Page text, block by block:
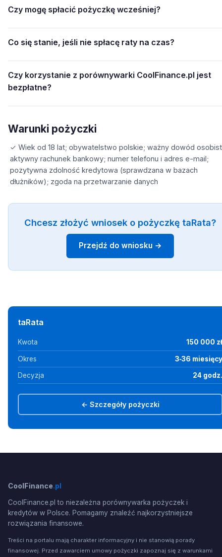
Czy mogę spłacić pożyczkę wcześniej?
Co się stanie, jeśli nie spłacę raty na czas?
Czy korzystanie z porównywarki CoolFinance.pl jest
bezpłatne?
Warunki pożyczki
✓ Wiek od 18 lat; obywatelstwo polskie; ważny dowód
aktywny rachunek bankowy; numer telefonu i adres e-mail;
pozytywna zdolność kredytowa (sprawdzana w bazach
dłużników); zgoda na przetwarzanie danych
Chcesz złożyć wniosek o pożyczkę taRata?
Przejdź do wniosku →
taRata
Kwota 150 000 zł
Okres 3‑36 miesięcy
Decyzja 24 godz.
← Szczegóły pożyczki
CoolFinance.pl
CoolFinance.pl to niezależna porównywarka pożyczek i
kredytów w Polsce. Pomagamy znaleźć najkorzystniejsze
rozwiązania finansowe.
Treści na portalu mają charakter informacyjny i nie stanowią porady
finansowej. Przed zawarciem umowy pożyczki zapoznaj się z warunkami